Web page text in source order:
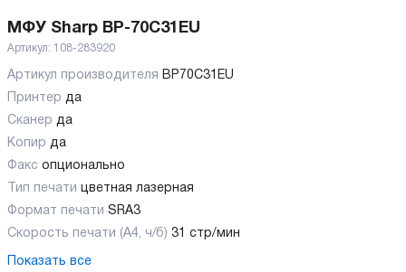
МФУ Sharp BP-70C31EU
Артикул: 108-283920
Артикул производителя BP70C31EU
Принтер да
Сканер да
Копир да
Факс опционально
Тип печати цветная лазерная
Формат печати SRA3
Скорость печати (А4, ч/б) 31 стр/мин
Показать все